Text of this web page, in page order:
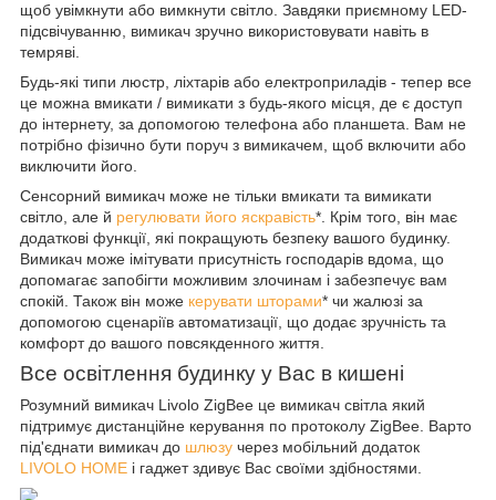
щоб увімкнути або вимкнути світло. Завдяки приємному LED-
підсвічуванню, вимикач зручно використовувати навіть в
темряві.
Будь-які типи люстр, ліхтарів або електроприладів - тепер все
це можна вмикати / вимикати з будь-якого місця, де є доступ
до інтернету, за допомогою телефона або планшета. Вам не
потрібно фізично бути поруч з вимикачем, щоб включити або
виключити його.
Сенсорний вимикач може не тільки вмикати та вимикати
світло, але й регулювати його яскравість*. Крім того, він має
додаткові функції, які покращують безпеку вашого будинку.
Вимикач може імітувати присутність господарів вдома, що
допомагає запобігти можливим злочинам і забезпечує вам
спокій. Також він може керувати шторами* чи жалюзі за
допомогою сценаріїв автоматизації, що додає зручність та
комфорт до вашого повсякденного життя.
Все освітлення будинку у Вас в кишені
Розумний вимикач Livolo ZigBee це вимикач світла який
підтримує дистанційне керування по протоколу ZigBee. Варто
під'єднати вимикач до шлюзу через мобільний додаток
LIVOLO HOME і гаджет здивує Вас своїми здібностями.